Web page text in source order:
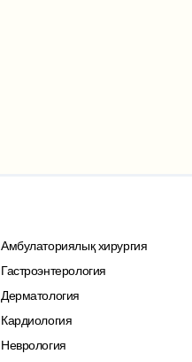
Амбулаториялық хирургия
Гастроэнтерология
Дерматология
Кардиология
Неврология